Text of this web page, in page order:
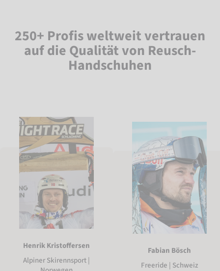
250+ Profis weltweit vertrauen
auf die Qualität von Reusch-
Handschuhen
Henrik Kristoffersen
Alpiner Skirennsport |
Fabian Bösch
Freeride | Schweiz